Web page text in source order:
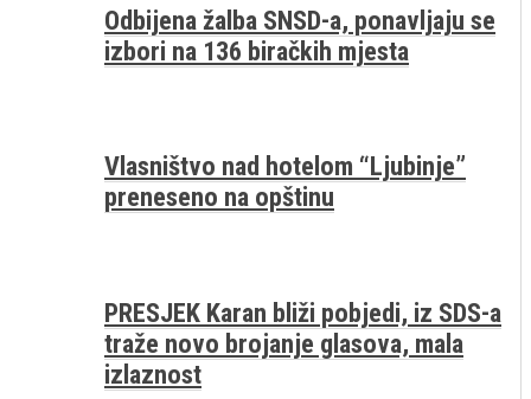
Odbijena žalba SNSD-a, ponavljaju se
izbori na 136 biračkih mjesta
Vlasništvo nad hotelom “Ljubinje”
preneseno na opštinu
PRESJEK Karan bliži pobjedi, iz SDS-a
traže novo brojanje glasova, mala
izlaznost